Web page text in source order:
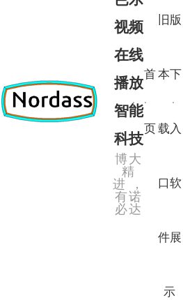
视频
在线
播放
智能
科技
博大
精
进，
有诺
必达
首
页
旧版
本下
载入
口软
件展
示